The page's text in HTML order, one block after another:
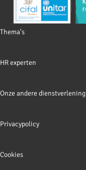
Footer
Thema's
HR experten
Onze andere dienstverlening
Privacypolicy
Cookies